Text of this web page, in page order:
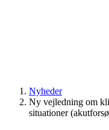
Nyheder
Ny vejledning om
situationer